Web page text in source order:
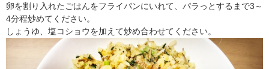
卵を割り入れたごはんをフライパンにいれて、パラっとするまで3～
4分程炒めてください。
しょうゆ、塩コショウを加えて炒め合わせてください。